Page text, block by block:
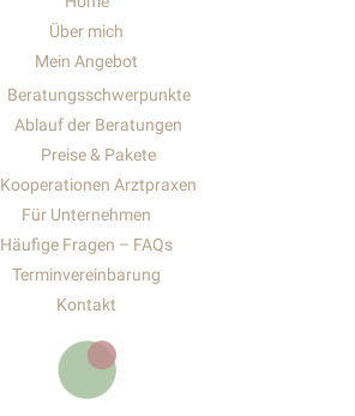
Über mich
Mein Angebot
Beratungsschwerpunkte
Ablauf der Beratungen
Preise & Pakete
Kooperationen Arztpraxen
Für Unternehmen
Häufige Fragen – FAQs
Terminvereinbarung
Kontakt